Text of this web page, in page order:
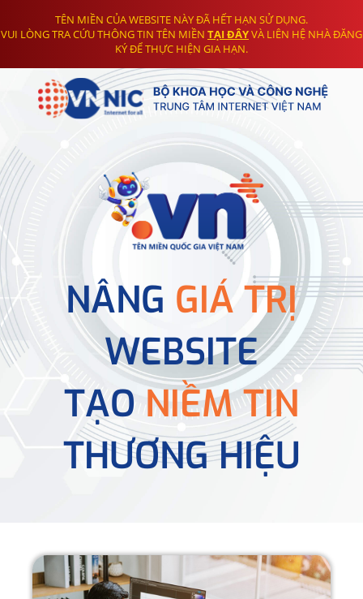
TÊN MIỀN CỦA WEBSITE NÀY ĐÃ HẾT HẠN SỬ DỤNG.
VUI LÒNG TRA CỨU THÔNG TIN TÊN MIỀN TẠI ĐÂYVÀ LIÊN HỆ NHÀ ĐĂNG
KÝ ĐỂ THỰC HIỆN GIA HẠN.
NÂNG GIÁ TRỊ
WEBSITE
TẠONIỀM TIN
THƯƠNG HIỆU